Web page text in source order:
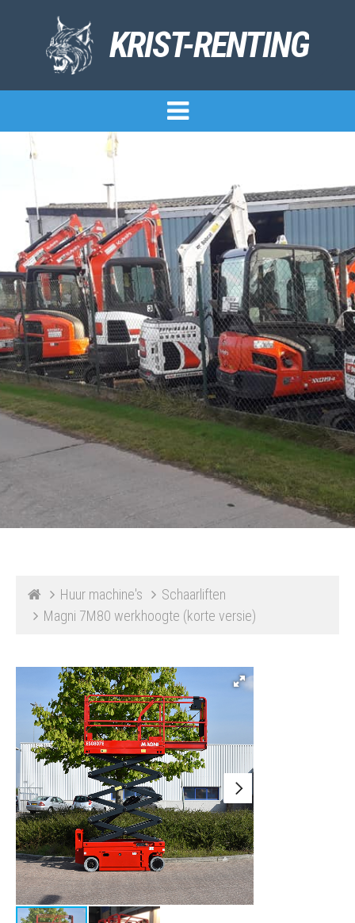
KRIST-RENTING
Huur machine's
Schaarliften
Magni 7M80 werkhoogte (korte versie)